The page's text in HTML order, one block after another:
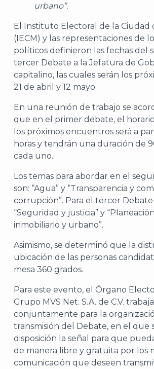
urbano”.
El Instituto Electoral de la Ciudad
(IECM) y las representaciones de
políticos definieron las fechas del
tercer Debate a la Jefatura de
capitalino, las cuales serán los
21 de abril y 12 mayo.
En una reunión de trabajo se
que en el primer debate, el
los próximos encuentros será a
horas y tendrán una duración de
cada uno.
Los temas para abordar en el
son: “Agua” y “Transparencia y
corrupción”. Para el tercer Debate
“Seguridad y justicia” y
inmobiliario y urbano”.
Asimismo, se determinó que la
ubicación de las personas
mesa 360 grados.
Para este evento, el Órgano
Grupo MVS Net. S.A. de C.V.
conjuntamente para la
transmisión del Debate, en el que
disposición la señal para que
de manera libre y gratuita por los
comunicación que deseen